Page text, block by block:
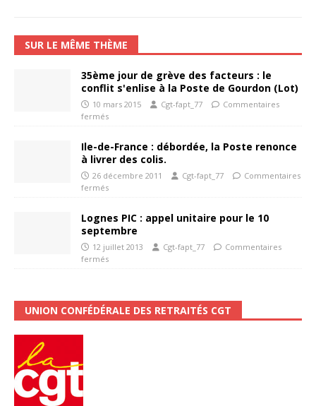
SUR LE MÊME THÈME
35ème jour de grève des facteurs : le
conflit s'enlise à la Poste de Gourdon (Lot)
10 mars 2015 Cgt-fapt_77
Commentaires
fermés
Ile-de-France : débordée, la Poste renonce
à livrer des colis.
26 décembre 2011 Cgt-fapt_77
Commentaires
fermés
Lognes PIC : appel unitaire pour le 10
septembre
12 juillet 2013 Cgt-fapt_77
Commentaires
fermés
UNION CONFÉDÉRALE DES RETRAITÉS CGT